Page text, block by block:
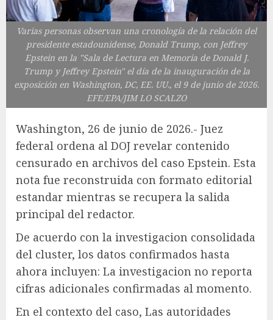
Varias personas observan una cronología de la relación del
presidente estadounidense, Donald Trump, con Jeffrey
Epstein en la "Sala de Lectura en Memoria de Donald J.
Trump y Jeffrey Epstein" el día de la inauguración de la
exposición en Washington, DC, EE. UU., el 9 de junio de 2026.
EFE/EPA/JIM LO SCALZO
Washington, 26 de junio de 2026.- Juez
federal ordena al DOJ revelar contenido
censurado en archivos del caso Epstein. Esta
nota fue reconstruida con formato editorial
estandar mientras se recupera la salida
principal del redactor.
De acuerdo con la investigacion consolidada
del cluster, los datos confirmados hasta
ahora incluyen: La investigacion no reporta
cifras adicionales confirmadas al momento.
En el contexto del caso, Las autoridades